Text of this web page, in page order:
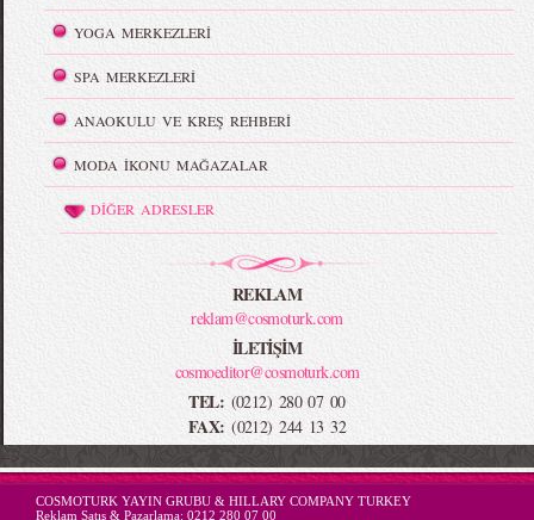
YOGA MERKEZLERİ
SPA MERKEZLERİ
ANAOKULU VE KREŞ REHBERİ
MODA İKONU MAĞAZALAR
DİĞER ADRESLER
REKLAM
reklam@cosmoturk.com
İLETİŞİM
cosmoeditor@cosmoturk.com
TEL: (0212) 280 07 00
FAX: (0212) 244 13 32
-->
COSMOTURK YAYIN GRUBU & HILLARY COMPANY TURKEY
Reklam Satış & Pazarlama: 0212 280 07 00